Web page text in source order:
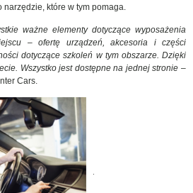
narzędzie, które w tym pomaga.
ważne elementy dotyczące wyposażenia
– ofertę urządzeń, akcesoria i części
dotyczące szkoleń w tym obszarze. Dzięki
Wszystko jest dostępne na jednej stronie –
Cars.